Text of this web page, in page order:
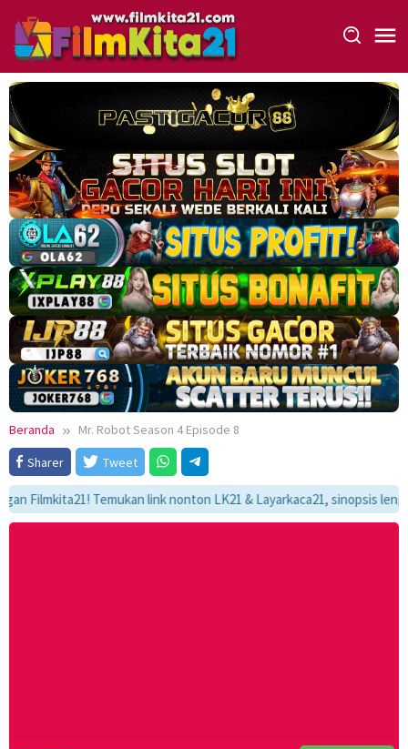
konten
Beranda
Mr. Robot Season 4 Episode 8
Sharer
Tweet
Temukan link nonton LK21 & Layarkaca21, sinopsis